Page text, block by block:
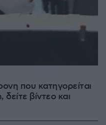
που κατηγορείται
βίντεο και